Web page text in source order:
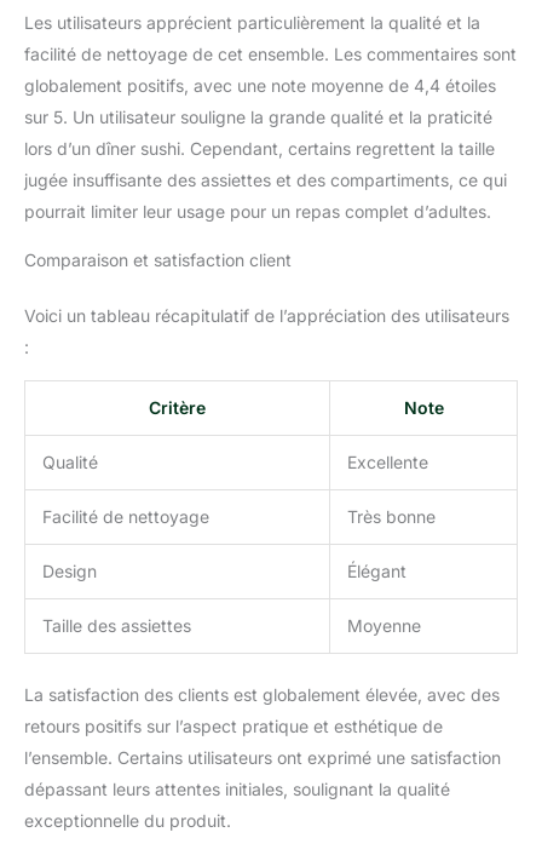
un matériau en
mélamine, fiable de
qualité, robuste et solide,
ne se décolore pas
facilement, ne rouille pas
et ne se casse pas, vous
pouvez les utiliser en
toute confiance, peut
vous servir pendant une
Apparence lisse et fond
assiettes et bols japonais
encastré, antidérapant et
et peuvent être appliqués
en toute sécurité sur le
dessus du lave-vaisselle.
Remarque : les produits
ne conviennent pas au
four à micro-ondes
Cadeaux pratiques et
bols à vos amis, voisins,
collègues, membres de la
famille, petite amie,
épouse, amateurs de
sushis et ainsi de suite,
Les utilisateurs apprécient particulièrement la qualité et la
facilité de nettoyage de cet ensemble. Les commentaires sont
globalement positifs, avec une note moyenne de 4,4 étoiles
sur 5. Un utilisateur souligne la grande qualité et la praticité
lors d’un dîner sushi. Cependant, certains regrettent la taille
jugée insuffisante des assiettes et des compartiments, ce qui
pourrait limiter leur usage pour un repas complet d’adultes.
Comparaison et satisfaction client
Voici un tableau récapitulatif de l’appréciation des utilisateurs
:
Critère Note
Qualité Excellente
Facilité de nettoyage Très bonne
Design Élégant
Taille des assiettes Moyenne
La satisfaction des clients est globalement élevée, avec des
retours positifs sur l’aspect pratique et esthétique de
l’ensemble. Certains utilisateurs ont exprimé une satisfaction
dépassant leurs attentes initiales, soulignant la qualité
exceptionnelle du produit.